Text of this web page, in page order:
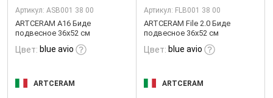
Артикул: ASB001 38 00
ARTCERAM A16 Биде
подвесное 36х52 см
Цвет: blue avio
ARTCERAM
Артикул: FLB001 38 00
ARTCERAM File 2.0 Биде
подвесное 36х52 см
Цвет: blue avio
ARTCERAM